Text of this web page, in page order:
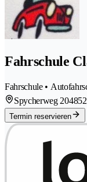
Fahrschule
Fahrschule •
Spycherweg 20
Termin reservieren